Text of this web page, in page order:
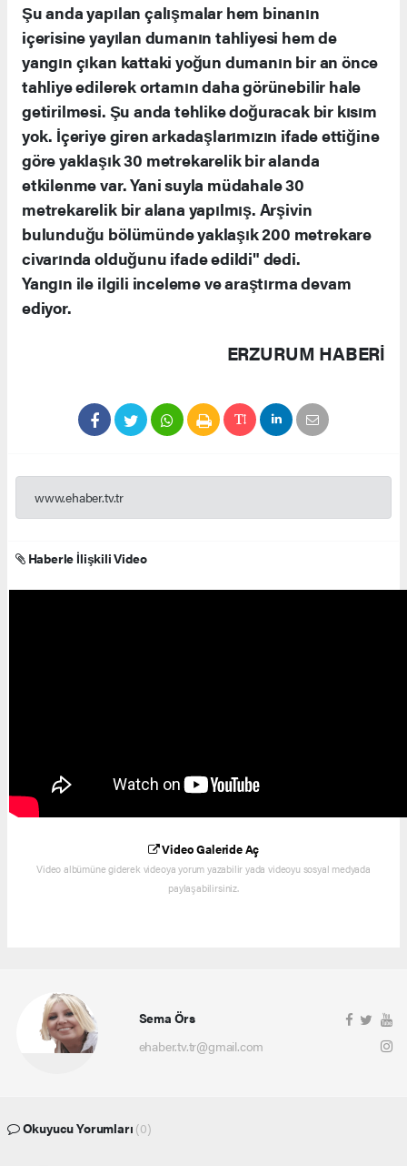
Şu anda yapılan çalışmalar hem binanın
içerisine yayılan dumanın tahliyesi hem de
yangın çıkan kattaki yoğun dumanın bir an önce
tahliye edilerek ortamın daha görünebilir hale
getirilmesi. Şu anda tehlike doğuracak bir kısım
yok. İçeriye giren arkadaşlarımızın ifade ettiğine
göre yaklaşık 30 metrekarelik bir alanda
etkilenme var. Yani suyla müdahale 30
metrekarelik bir alana yapılmış. Arşivin
bulunduğu bölümünde yaklaşık 200 metrekare
civarında olduğunu ifade edildi" dedi.
Yangın ile ilgili inceleme ve araştırma devam
ediyor.
ERZURUM HABERİ
www.ehaber.tv.tr
Haberle İlişkili Video
Video Galeride Aç
Video albümüne giderek videoya yorum yazabilir yada videoyu sosyal medyada
paylaşabilirsiniz.
Sema Örs
ehaber.tv.tr@gmail.com
Okuyucu Yorumları (0)